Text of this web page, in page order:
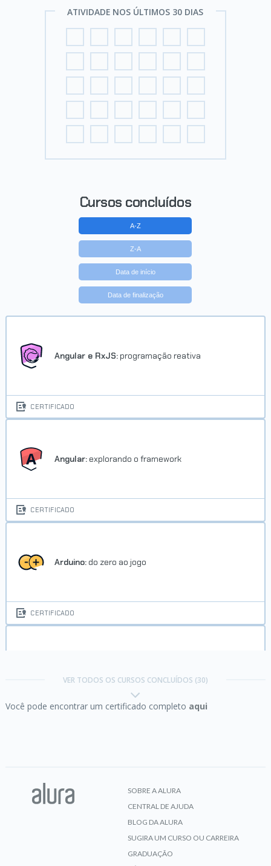
ATIVIDADE NOS ÚLTIMOS 30 DIAS
Cursos concluídos
A-Z
Z-A
Data de início
Data de finalização
Angular e RxJS: programação reativa
CERTIFICADO
Angular: explorando o framework
CERTIFICADO
Arduino: do zero ao jogo
CERTIFICADO
VER TODOS OS CURSOS CONCLUÍDOS (30)
Você pode encontrar um certificado completo aqui
SOBRE A ALURA
CENTRAL DE AJUDA
BLOG DA ALURA
SUGIRA UM CURSO OU CARREIRA
GRADUAÇÃO